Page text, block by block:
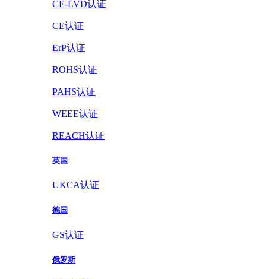
CE-LVD认证
CE认证
ErP认证
ROHS认证
PAHS认证
WEEE认证
REACH认证
英国
UKCA认证
德国
GS认证
俄罗斯